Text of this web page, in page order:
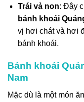
Trái vả non: Đây
bánh khoái
vị hơi chát và hơi
bánh khoái.
Bánh khoái
Nam
Mặc dù là một món